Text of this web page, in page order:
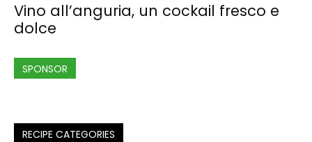
Vino all’anguria, un cockail fresco e
dolce
SPONSOR
RECIPE CATEGORIES